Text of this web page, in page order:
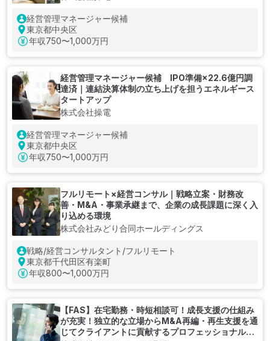
経営管理マネージャー候補
東京都中央区
年収750〜1,000万円
経営管理マネージャー候補 IPO準備×22.6億円調
達済｜連結決算体制の立ち上げを担うエネルギース
タートアップ
株式会社操電
経営管理マネージャー候補
東京都中央区
年収750〜1,000万円
フルリモート×経営コンサル｜戦略立案・財務改
善・M&A・事業承継まで、企業の成長課題に深く入
り込める環境
株式会社みどり合同ホールディングス
戦略/経営コンサルタント/フルリモート
東京都千代田区有楽町
年収800〜1,000万円
【FAS】在宅勤務・時短相談可！成長支援の仕組み
が充実！独立的な立場からM&A再編・再生支援を通
じてクライアントに貢献するプロフェッショナルフ